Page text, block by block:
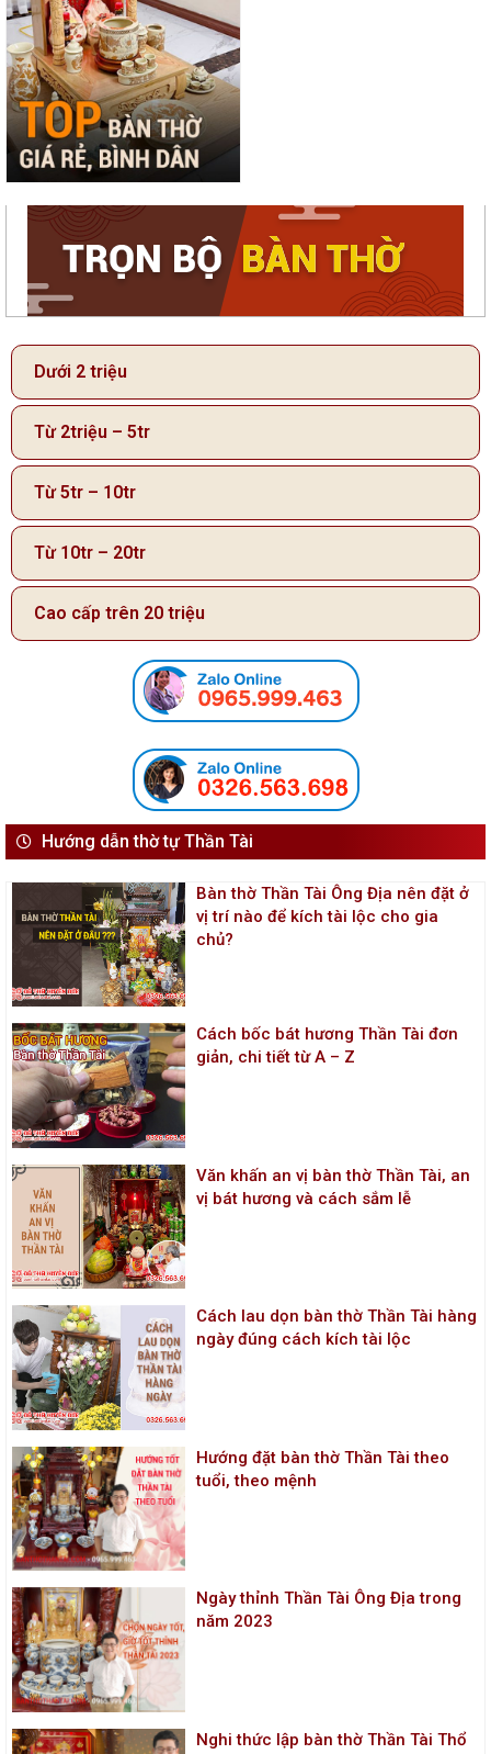
Dưới 2 triệu
Từ 2triệu – 5tr
Từ 5tr – 10tr
Từ 10tr – 20tr
Cao cấp trên 20 triệu
Hướng dẫn thờ tự Thần Tài
Bàn thờ Thần Tài Ông Địa nên đặt ở
vị trí nào để kích tài lộc cho gia
chủ?
Cách bốc bát hương Thần Tài đơn
giản, chi tiết từ A – Z
Văn khấn an vị bàn thờ Thần Tài, an
vị bát hương và cách sắm lễ
Cách lau dọn bàn thờ Thần Tài hàng
ngày đúng cách kích tài lộc
Hướng đặt bàn thờ Thần Tài theo
tuổi, theo mệnh
Ngày thỉnh Thần Tài Ông Địa trong
năm 2023
Nghi thức lập bàn thờ Thần Tài Thổ